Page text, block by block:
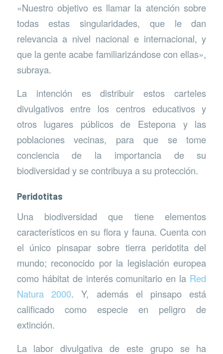
«Nuestro objetivo es llamar la atención sobre
todas estas singularidades, que le dan
relevancia a nivel nacional e internacional, y
que la gente acabe familiarizándose con ellas»,
subraya.
La intención es distribuir estos carteles
divulgativos entre los centros educativos y
otros lugares públicos de Estepona y las
poblaciones vecinas, para que se tome
conciencia de la importancia de su
biodiversidad y se contribuya a su protección.
Peridotitas
Una biodiversidad que tiene elementos
característicos en su flora y fauna. Cuenta con
el único pinsapar sobre tierra peridotita del
mundo; reconocido por la legislación europea
como hábitat de interés comunitario en la Red
Natura 2000. Y, además el pinsapo está
calificado como especie en peligro de
extinción.
La labor divulgativa de este grupo se ha